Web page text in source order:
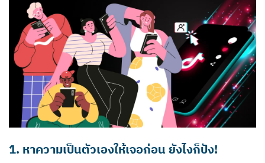
1. หาความเป็นตัวเองให้เจอก่อน ยังไงก็ปัง!